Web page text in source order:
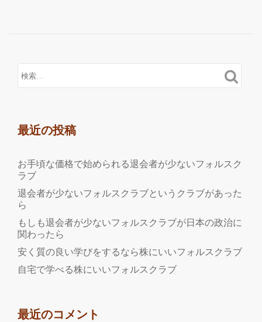
ル
て
時
ネ
最近の投稿
お手頃な価格で始められる退会者が少ないフォルスク
ラブ
退会者が少ないフォルスクラブというクラブがあった
ら
もしも退会者が少ないフォルスクラブが日本の政治に
関わったら
安く質の良い学びをするなら株にいいフォルスクラブ
自宅で学べる株にいいフォルスクラブ
最近のコメント